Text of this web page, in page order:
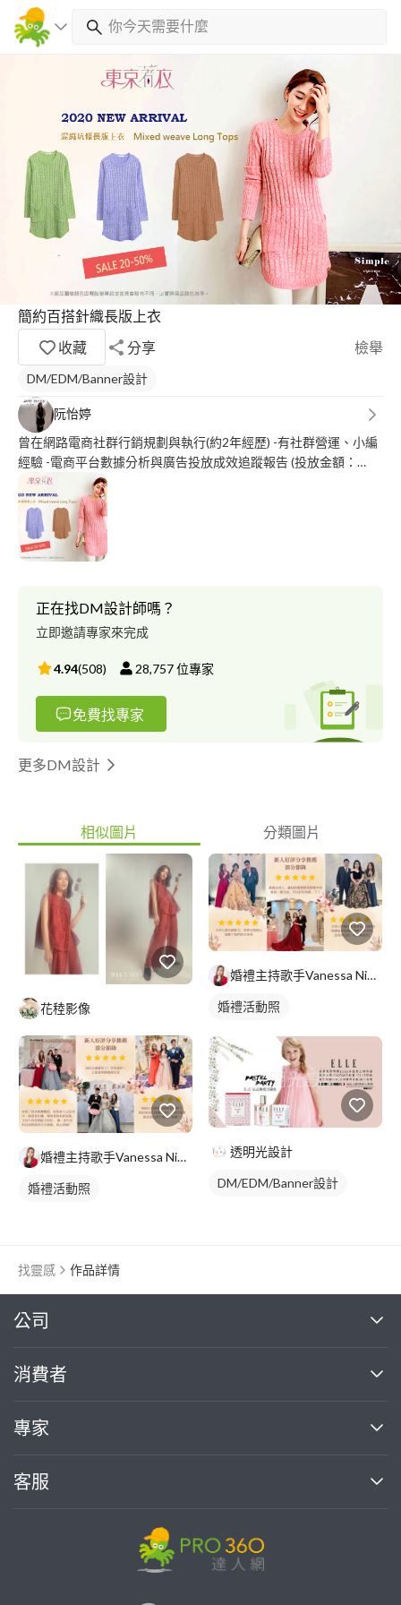
簡約百搭針織長版上衣
收藏
分享 檢舉
DM/EDM/Banner設計
阮怡婷
曾在網路電商社群行銷規劃與執行(約2年經歷) -有社群營運、小編
經驗 -電商平台數據分析與廣告投放成效追蹤報告 (投放金額：
10,0000~20,0000/月) -具備良好企劃撰寫及溝通執行能力 -擔任商
業廣告設計、擅長設計banner、商品排版、DM設計 以及LINE的商
品圖文推播 -操作Survey Cake問卷及募資商品廣告投放
https://www.zeczec.com/projects/knirps-ultra -代操「不要對我尖
叫」手搖茶飲，2020夏季加盟(6月-9月份)FB/IG廣告曝光流量投放
https://www.facebook.com/1866158676952645/posts/
雖然是接案設計新手，很熱意且積極與業主討論，設計出互惠滿意
的作品
正在找DM設計師嗎？
立即邀請專家來完成
4.94(508) 28,757位專家
免費找專家
更多DM設計
相似圖片 分類圖片
花稑影像
婚禮主持歌手Vanessa Niu 高妞妞
婚禮活動照
婚禮主持歌手Vanessa Niu 高妞妞
婚禮活動照
透明光設計
DM/EDM/Banner設計
找靈感 作品詳情
公司
關於我們
部落格
加入我們
消費者
買服務
熱門服務
專家
案件中心
客服
繼續完成